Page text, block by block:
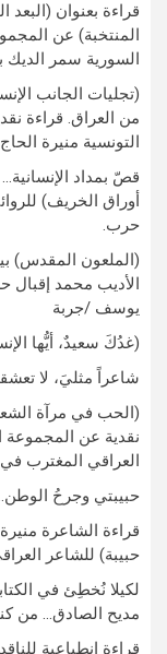
قراءة بعنوان
المنتخبة) عن
السورية سمر الديك
(تجليات الجانب
من العراق. قراءة
التونسية منيرة
قصّ بمداد
أوراق الخريف)
حرب.
(الملعون المقدس)
الأديب محمد إقبال
يوسف /جربة
(غدُكَ سعيدٌ، أيُّها
شاعراً مثليَ، لا
(الحب في مرآة
نقدية عن المجموعة
العراقي المغترب
حبيبتي وجرحُ
قراءة الشاعرة
حبيبة) للشاعر
لكيلا نُخطِئ في
مديح الصادق… من
قراءة انطباعية